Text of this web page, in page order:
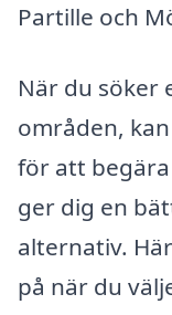
Partille och
När du söker
områden,
för att
ger dig en
alternativ.
på när du